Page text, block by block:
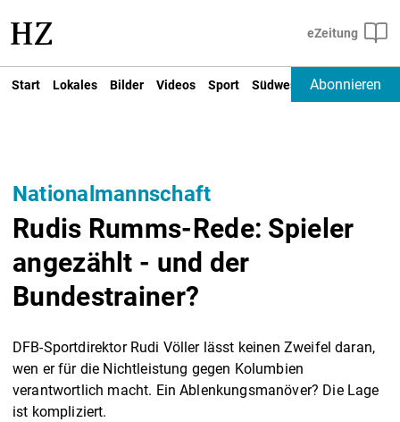
Start Lokales Bilder Videos Sport Südwest Deutschland
Abonnieren
Nationalmannschaft
Rudis Rumms-Rede: Spieler
angezählt - und der
Bundestrainer?
DFB-Sportdirektor Rudi Völler lässt keinen Zweifel daran,
wen er für die Nichtleistung gegen Kolumbien
verantwortlich macht. Ein Ablenkungsmanöver? Die Lage
ist kompliziert.